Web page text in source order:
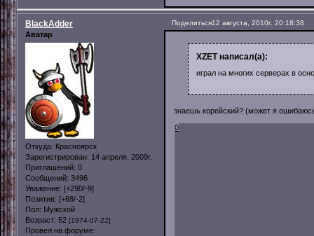
Поделиться12 августа, 2010г. 20:18:38
BlackAdder
Аватар
Откуда: Красноярск
Зарегистрирован: 14 апреля, 2009г.
Приглашений: 0
Сообщений: 3496
Уважение: [+290/-9]
Позитив: [+68/-2]
Пол: Мужской
Возраст: 52 [1974-07-22]
Провел на форуме:
XZET написал(а):
играл на многих серверах в
знаешь корейский? (может я
0